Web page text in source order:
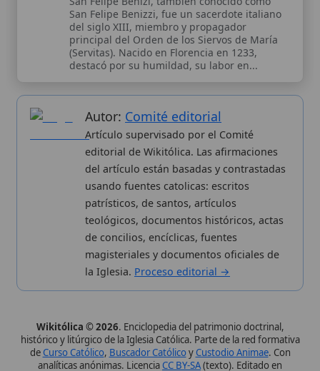
usando fuentes catolicas: escritos
patrísticos, de santos, artículos
teológicos, documentos históricos, actas
de concilios, encíclicas, fuentes
magisteriales y documentos oficiales de
Wikitólica © 2026. Enciclopedia del patrimonio doctrinal,
histórico y litúrgico de la Iglesia Católica. Parte de la red formativa
analíticas anónimas. LicenciaCC BY-SA(texto). Editado en
Valencia, España.ISSN: 3101-7339 . Bajo el patrocinio de San
Sobre nosotros
Proceso editorial
Publicación seriada
Datos abiertos
Estadísticas
Aviso legal
Política de privacidad
Categorias
Más visitados
Nuevas entradas
Cambios recientes
Aplicaciones
Kit de Prensa
Widgets para tu web
Únete · publicación regular
Perfil de Instagram
Síguenos · @wikitolica